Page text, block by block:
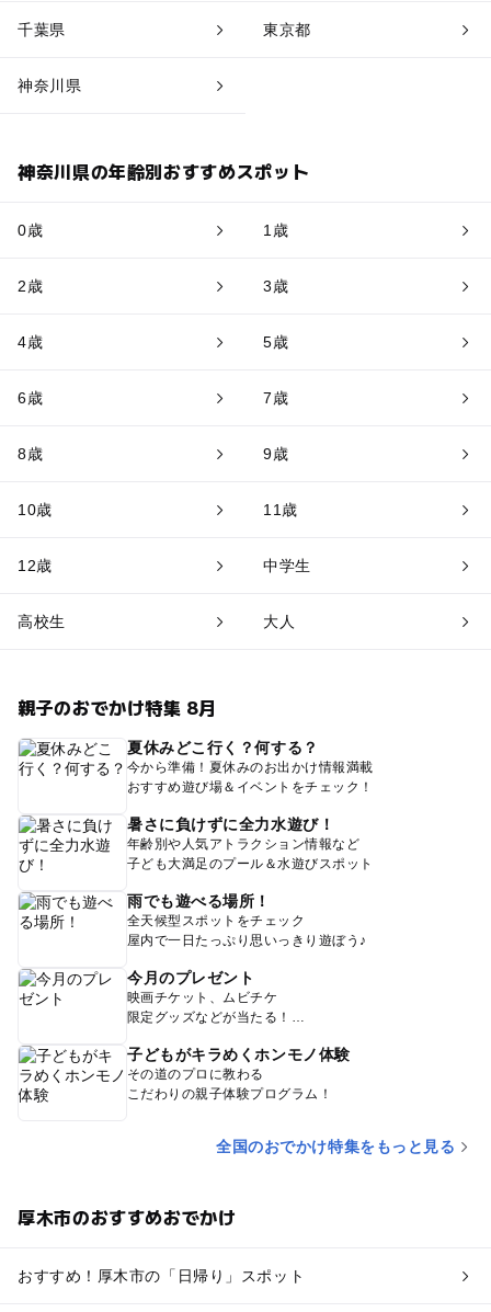
千葉県 東京都
神奈川県
神奈川県の年齢別おすすめスポット
0歳 1歳
2歳 3歳
4歳 5歳
6歳 7歳
8歳 9歳
10歳 11歳
12歳 中学生
高校生 大人
親子のおでかけ特集 8月
夏休みどこ行く？何する？
今から準備！夏休みのお出かけ情報満載
おすすめ遊び場＆イベントをチェック！
暑さに負けずに全力水遊び！
年齢別や人気アトラクション情報など
子ども大満足のプール＆水遊びスポット
雨でも遊べる場所！
全天候型スポットをチェック
屋内で一日たっぷり思いっきり遊ぼう♪
今月のプレゼント
映画チケット、ムビチケ
限定グッズなどが当たる！
子どもがキラめくホンモノ体験
その道のプロに教わる
こだわりの親子体験プログラム！
全国のおでかけ特集をもっと見る
厚木市のおすすめおでかけ
おすすめ！厚木市の「日帰り」スポット